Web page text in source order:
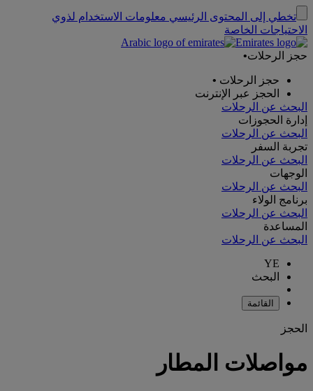
تخطي إلى المحتوى الرئيسي معلومات الاستخدام لذوي
الاحتياجات الخاصة
حجز الرحلات•
حجز الرحلات •
الحجز عبر الإنترنت
البحث عن الرحلات
إدارة الحجوزات
البحث عن الرحلات
تجربة السفر
البحث عن الرحلات
الوجهات
البحث عن الرحلات
برنامج الولاء
البحث عن الرحلات
المساعدة
البحث عن الرحلات
YE
البحث
القائمة
الحجز
مواصلات المطار